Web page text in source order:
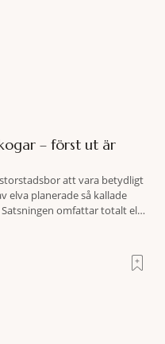
– först ut är
att vara betydligt
elva planerade så kallade
omfattar totalt elva